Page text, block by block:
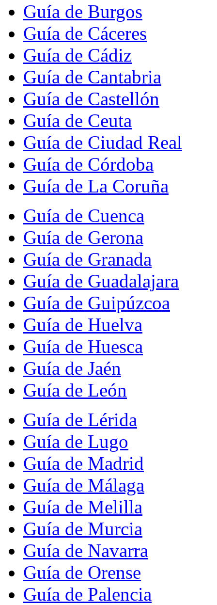
Guía de Burgos
Guía de Cáceres
Guía de Cádiz
Guía de Cantabria
Guía de Castellón
Guía de Ceuta
Guía de Ciudad Real
Guía de Córdoba
Guía de La Coruña
Guía de Cuenca
Guía de Gerona
Guía de Granada
Guía de Guadalajara
Guía de Guipúzcoa
Guía de Huelva
Guía de Huesca
Guía de Jaén
Guía de León
Guía de Lérida
Guía de Lugo
Guía de Madrid
Guía de Málaga
Guía de Melilla
Guía de Murcia
Guía de Navarra
Guía de Orense
Guía de Palencia